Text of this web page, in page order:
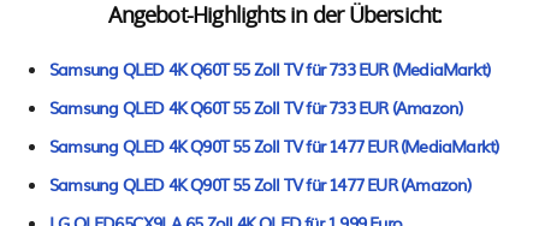
Angebot-Highlights in der Übersicht:
Samsung QLED 4K Q60T 55 Zoll TV für 733 EUR (MediaMarkt)
Samsung QLED 4K Q60T 55 Zoll TV für 733 EUR (Amazon)
Samsung QLED 4K Q90T 55 Zoll TV für 1477 EUR (MediaMarkt)
Samsung QLED 4K Q90T 55 Zoll TV für 1477 EUR (Amazon)